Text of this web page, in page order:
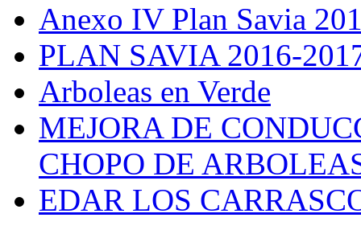
Anexo IV Plan Savia
PLAN SAVIA 2016-
Arboleas en Verde
MEJORA DE
CHOPO DE
EDAR LOS